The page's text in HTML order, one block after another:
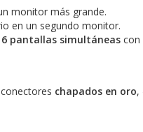
monitor más grande.
en un segundo monitor.
6 pantallas simultáneascon
chapados en oro,